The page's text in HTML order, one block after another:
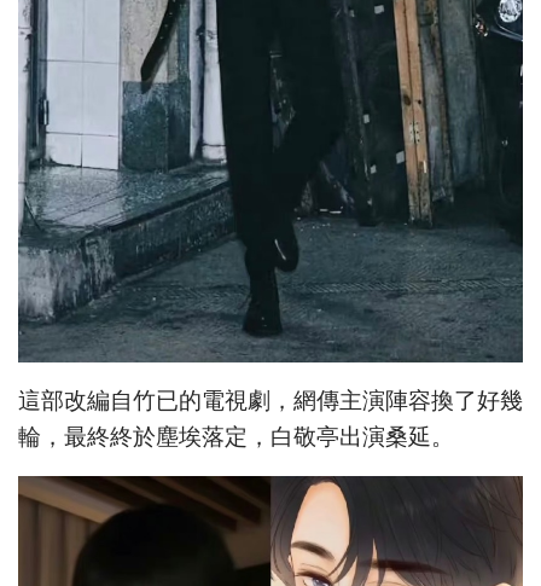
這部改編自竹已的電視劇，網傳主演陣容換了好幾
輪，最終終於塵埃落定，白敬亭出演桑延。